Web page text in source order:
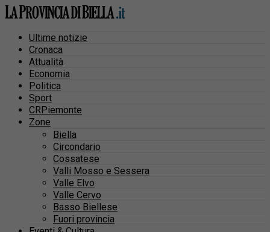
Ultime notizie
Cronaca
Attualità
Economia
Politica
Sport
CRPiemonte
Zone
Biella
Circondario
Cossatese
Valli Mosso e Sessera
Valle Elvo
Valle Cervo
Basso Biellese
Fuori provincia